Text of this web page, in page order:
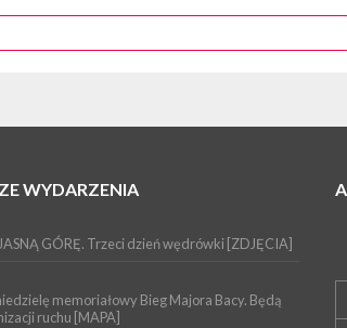
WYDARZENIA
GÓRĘ. Trzeci dzień wędrówki [ZDJĘCIA]
memoriałowy Bieg Majora Bacy. Będą
ruchu [MAPA]